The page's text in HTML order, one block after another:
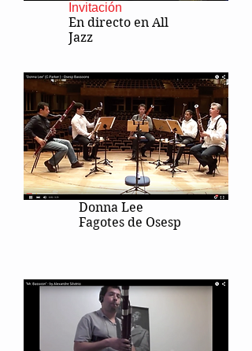
Invitación
En directo en All
Jazz
Donna Lee
Fagotes de Osesp